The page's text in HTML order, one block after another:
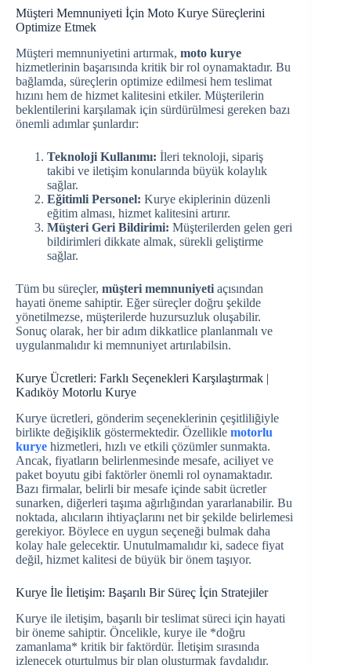
Müşteri Memnuniyeti İçin Moto Kurye Süreçlerini
Optimize Etmek
Müşteri memnuniyetini artırmak, moto kurye
hizmetlerinin başarısında kritik bir rol oynamaktadır. Bu
bağlamda, süreçlerin optimize edilmesi hem teslimat
hızını hem de hizmet kalitesini etkiler. Müşterilerin
beklentilerini karşılamak için sürdürülmesi gereken bazı
önemli adımlar şunlardır:
Teknoloji Kullanımı: İleri teknoloji, sipariş
takibi ve iletişim konularında büyük kolaylık
sağlar.
Eğitimli Personel: Kurye ekiplerinin düzenli
eğitim alması, hizmet kalitesini artırır.
Müşteri Geri Bildirimi: Müşterilerden gelen geri
bildirimleri dikkate almak, sürekli geliştirme
sağlar.
Tüm bu süreçler, müşteri memnuniyeti açısından
hayati öneme sahiptir. Eğer süreçler doğru şekilde
yönetilmezse, müşterilerde huzursuzluk oluşabilir.
Sonuç olarak, her bir adım dikkatlice planlanmalı ve
uygulanmalıdır ki memnuniyet artırılabilsin.
Kurye Ücretleri: Farklı Seçenekleri Karşılaştırmak |
Kadıköy Motorlu Kurye
Kurye ücretleri, gönderim seçeneklerinin çeşitliliğiyle
birlikte değişiklik göstermektedir. Özellikle motorlu
kurye hizmetleri, hızlı ve etkili çözümler sunmakta.
Ancak, fiyatların belirlenmesinde mesafe, aciliyet ve
paket boyutu gibi faktörler önemli rol oynamaktadır.
Bazı firmalar, belirli bir mesafe içinde sabit ücretler
sunarken, diğerleri taşıma ağırlığından yararlanabilir. Bu
noktada, alıcıların ihtiyaçlarını net bir şekilde belirlemesi
gerekiyor. Böylece en uygun seçeneği bulmak daha
kolay hale gelecektir. Unutulmamalıdır ki, sadece fiyat
değil, hizmet kalitesi de büyük bir önem taşıyor.
Kurye İle İletişim: Başarılı Bir Süreç İçin Stratejiler
Kurye ile iletişim, başarılı bir teslimat süreci için hayati
bir öneme sahiptir. Öncelikle, kurye ile *doğru
zamanlama* kritik bir faktördür. İletişim sırasında
izlenecek oturtulmuş bir plan oluşturmak faydalıdır.